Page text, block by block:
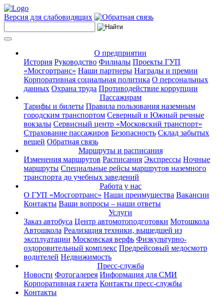
Версия для слабовидящих
О предприятии
История Руководство Филиалы Проекты ГУП
«Мосгортранс» Наши партнеры Награды и премии
Корпоративная социальная политика О персональных
данных Охрана труда Противодействие коррупции
Пассажирам
Тарифы и билеты Правила пользования наземным
городским транспортом Северный и Южный речные
вокзалы Сервисный центр «Московский транспорт»
Страхование пассажиров Безопасность Склад забытых
вещей Обратная связь
Маршруты и расписания
Изменения маршрутов Расписания Экспрессы Ночные
маршруты Специальные рейсы маршрутов наземного
транспорта до учебных заведений
Работа у нас
О ГУП «Мосгортранс» Наши преимущества Вакансии
Контакты Ваши вопросы – наши ответы
Услуги
Заказ автобуса Центр автомотоподготовки Мотошкола
Автошкола Реализация техники, вышедшей из
эксплуатации Московская верфь Физкультурно-
оздоровительный комплекс Предрейсовый медосмотр
водителей Недвижимость
Пресс-служба
Новости Фотогалерея Информация для СМИ
Корпоративная газета Контакты пресс-службы
Контакты